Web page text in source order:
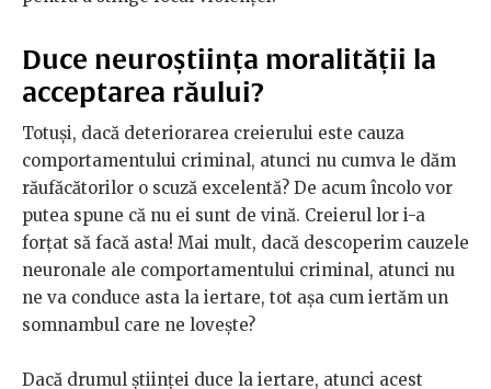
Duce neuroștiința moralității la
acceptarea răului?
Totuși, dacă deteriorarea creierului este cauza
comportamentului criminal, atunci nu cumva le dăm
răufăcătorilor o scuză excelentă? De acum încolo vor
putea spune că nu ei sunt de vină. Creierul lor i-a
forțat să facă asta! Mai mult, dacă descoperim cauzele
neuronale ale comportamentului criminal, atunci nu
ne va conduce asta la iertare, tot așa cum iertăm un
somnambul care ne lovește?
Dacă drumul științei duce la iertare, atunci acest